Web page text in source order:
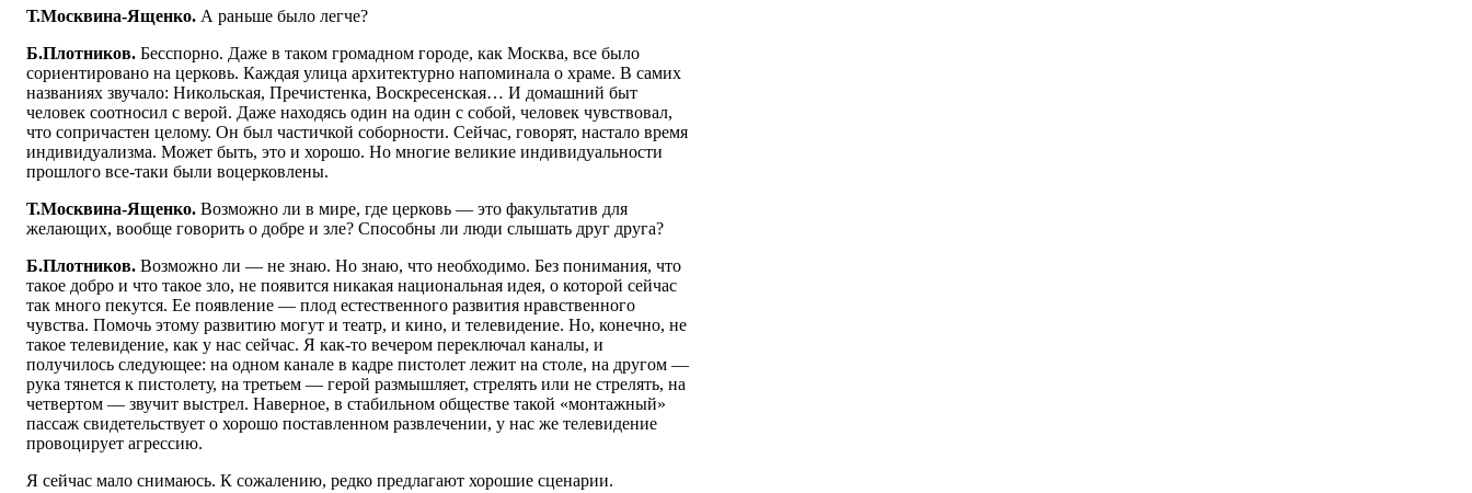
Т.Москвина-Ященко. А раньше было легче?
Б.Плотников. Бесспорно. Даже в таком громадном городе, как Москва, все было
сориентировано на церковь. Каждая улица архитектурно напоминала о храме. В самих
названиях звучало: Никольская, Пречистенка, Воскресенская… И домашний быт
человек соотносил с верой. Даже находясь один на один с собой, человек чувствовал,
что сопричастен целому. Он был частичкой соборности. Сейчас, говорят, настало время
индивидуализма. Может быть, это и хорошо. Но многие великие индивидуальности
прошлого все-таки были воцерковлены.
Т.Москвина-Ященко. Возможно ли в мире, где церковь — это факультатив для
желающих, вообще говорить о добре и зле? Способны ли люди слышать друг друга?
Б.Плотников. Возможно ли — не знаю. Но знаю, что необходимо. Без понимания, что
такое добро и что такое зло, не появится никакая национальная идея, о которой сейчас
так много пекутся. Ее появление — плод естественного развития нравственного
чувства. Помочь этому развитию могут и театр, и кино, и телевидение. Но, конечно, не
такое телевидение, как у нас сейчас. Я как-то вечером переключал каналы, и
получилось следующее: на одном канале в кадре пистолет лежит на столе, на другом —
рука тянется к пистолету, на третьем — герой размышляет, стрелять или не стрелять, на
четвертом — звучит выстрел. Наверное, в стабильном обществе такой «монтажный»
пассаж свидетельствует о хорошо поставленном развлечении, у нас же телевидение
провоцирует агрессию.
Я сейчас мало снимаюсь. К сожалению, редко предлагают хорошие сценарии.